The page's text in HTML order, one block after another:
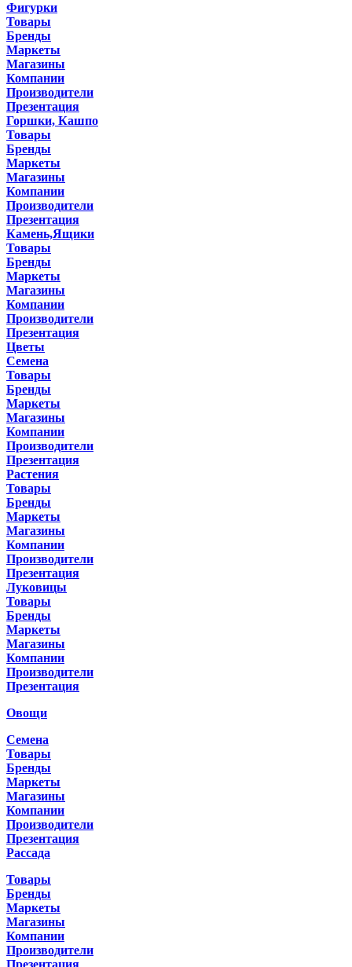
Фигурки
Товары
Бренды
Маркеты
Магазины
Компании
Производители
Презентация
Горшки, Кашпо
Товары
Бренды
Маркеты
Магазины
Компании
Производители
Презентация
Камень,Ящики
Товары
Бренды
Маркеты
Магазины
Компании
Производители
Презентация
Цветы
Семена
Товары
Бренды
Маркеты
Магазины
Компании
Производители
Презентация
Растения
Товары
Бренды
Маркеты
Магазины
Компании
Производители
Презентация
Луковицы
Товары
Бренды
Маркеты
Магазины
Компании
Производители
Презентация
Овощи
Семена
Товары
Бренды
Маркеты
Магазины
Компании
Производители
Презентация
Рассада
Товары
Бренды
Маркеты
Магазины
Компании
Производители
Презентация